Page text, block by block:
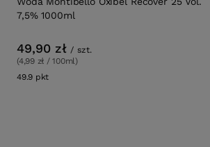
7,5% 1000ml
49,90 zł / szt.
(4,99 zł / 100ml)
49.9 pkt